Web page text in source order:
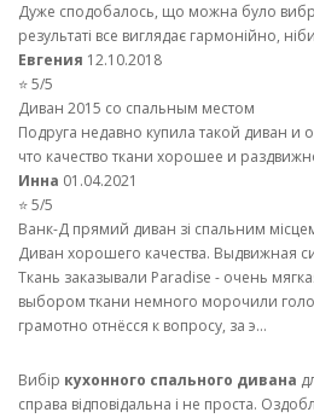
Дуже сподобалось, що можна було
результаті все виглядає гармонійно,
Евгения 12.10.2018
⭐ 5/5
Диван 2015 со спальным местом
Подруга недавно купила такой диван и
что качество ткани хорошее и
Инна 01.04.2021
⭐ 5/5
Ванк-Д прямий диван зі спальним
Диван хорошего качества. Выдвижная
Ткань заказывали Paradise - очень
выбором ткани немного морочили
грамотно отнёсся к вопросу, за э...
Вибір кухонного спального дивана
справа відповідальна і не проста.